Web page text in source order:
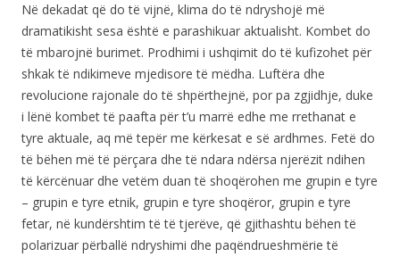
Në dekadat që do të vijnë, klima do të ndryshojë më
dramatikisht sesa është e parashikuar aktualisht. Kombet do
të mbarojnë burimet. Prodhimi i ushqimit do të kufizohet për
shkak të ndikimeve mjedisore të mëdha. Luftëra dhe
revolucione rajonale do të shpërthejnë, por pa zgjidhje, duke
i lënë kombet të paafta për t’u marrë edhe me rrethanat e
tyre aktuale, aq më tepër me kërkesat e së ardhmes. Fetë do
të bëhen më të përçara dhe të ndara ndërsa njerëzit ndihen
të kërcënuar dhe vetëm duan të shoqërohen me grupin e tyre
– grupin e tyre etnik, grupin e tyre shoqëror, grupin e tyre
fetar, në kundërshtim të të tjerëve, që gjithashtu bëhen të
polarizuar përballë ndryshimi dhe paqëndrueshmërie të